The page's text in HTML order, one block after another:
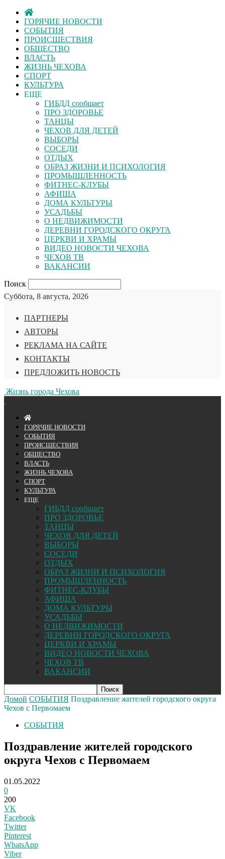
ГОРЯЧИЕ НОВОСТИ
СОБЫТИЯ
ПРОИСШЕСТВИЯ
ОБЩЕСТВО
ВЛАСТЬ
ЖИЗНЬ ЧЕХОВА
СПОРТ
КУЛЬТУРА
ЕЩЕ
ГИБДД сообщает
ПРО ЗДОРОВЬЕ
ТАНЦЫ
ЧЕХОВ ДЛЯ ДЕТЕЙ
ВЫБОРЫ
СОСЕДИ
ОТДЫХ
ОБРАЗ ЖИЗНИ И ПСИХОЛОГИЯ
ПРОМЫШЛЕННОСТЬ
ФИТНЕС-КЛУБЫ
АФИША
ДОМА КУЛЬТУРЫ
УСАДЬБЫ
О НЕДВИЖИМОСТИ
ДЕРЕВНИ ГОРОДСКОГО ОКРУГА
ЦЕРКВИ И ХРАМЫ
ВИДЕО НОВОСТИ ЧЕХОВА
ЧЕХОВ ТВ
ВАКАНСИИ
Поиск
Суббота, 8 августа, 2026
ПАРТНЕРЫ
АВТОРЫ
РЕКЛАМА НА САЙТЕ
КОНТАКТЫ
ПРЕДЛОЖИТЬ НОВОСТЬ
Жизнь города Чехова
ГОРЯЧИЕ НОВОСТИ
СОБЫТИЯ
ПРОИСШЕСТВИЯ
ОБЩЕСТВО
ВЛАСТЬ
ЖИЗНЬ ЧЕХОВА
СПОРТ
КУЛЬТУРА
ЕЩЕ
ГИБДД сообщает
ПРО ЗДОРОВЬЕ
ТАНЦЫ
ЧЕХОВ ДЛЯ ДЕТЕЙ
ВЫБОРЫ
СОСЕДИ
ОТДЫХ
ОБРАЗ ЖИЗНИ И ПСИХОЛОГИЯ
ПРОМЫШЛЕННОСТЬ
ФИТНЕС-КЛУБЫ
АФИША
ДОМА КУЛЬТУРЫ
УСАДЬБЫ
О НЕДВИЖИМОСТИ
ДЕРЕВНИ ГОРОДСКОГО ОКРУГА
ЦЕРКВИ И ХРАМЫ
ВИДЕО НОВОСТИ ЧЕХОВА
ЧЕХОВ ТВ
ВАКАНСИИ
Домой СОБЫТИЯ Поздравление жителей городского округа
Чехов с Первомаем
СОБЫТИЯ
Поздравление жителей городского
округа Чехов с Первомаем
01.05.2022
0
200
VK
Facebook
Twitter
Pinterest
WhatsApp
Viber